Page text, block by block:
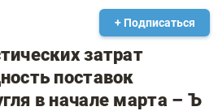
+ Подписаться
затрат
поставок
в начале марта – Ъ